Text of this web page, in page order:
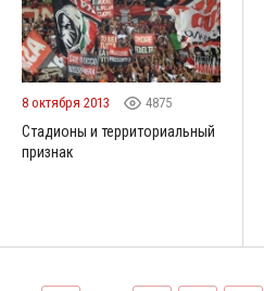
8 октября 2013 4875
Стадионы и территориальный
признак